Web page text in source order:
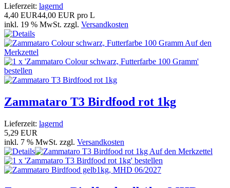
Lieferzeit: lagernd
4,40 EUR44,00 EUR pro L
inkl. 19 % MwSt. zzgl. Versandkosten
Zammataro T3 Birdfood rot 1kg
Lieferzeit: lagernd
5,29 EUR
inkl. 7 % MwSt. zzgl. Versandkosten